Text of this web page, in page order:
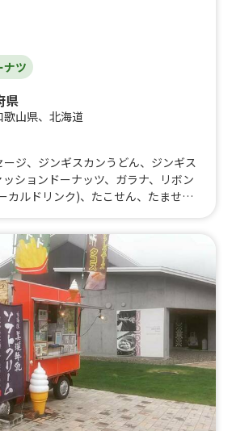
ナツ
県
歌山県、 北海道
ジ、ジンギスカンうどん、ジンギス
ションドーナッツ、ガラナ、リボン
カルドリンク)、たこせん、たませ